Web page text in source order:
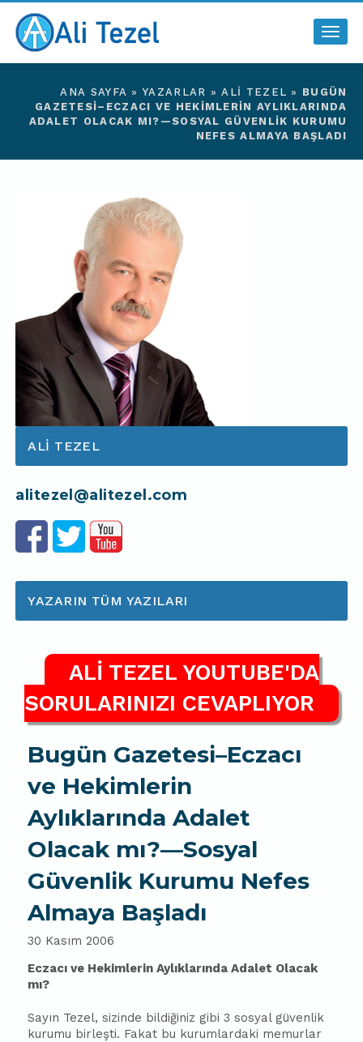
ANA SAYFA »YAZARLAR »ALI TEZEL » BUGÜN
GAZETESI–ECZACI VE HEKIMLERIN AYLIKLARINDA
ADALET OLACAK MI?—SOSYAL GÜVENLIK KURUMU
NEFES ALMAYA BAŞLADI
ALI TEZEL
alitezel@alitezel.com
YAZARIN TÜM YAZILARI
ALİ TEZEL YOUTUBE'DA
SORULARINIZI CEVAPLIYOR
Bugün Gazetesi–Eczacı
ve Hekimlerin
Aylıklarında Adalet
Olacak mı?—Sosyal
Güvenlik Kurumu Nefes
Almaya Başladı
30 Kasım 2006
Eczacı ve Hekimlerin Aylıklarında Adalet Olacak
mı?
Sayın Tezel, sizinde bildiğiniz gibi 3 sosyal güvenlik
kurumu birleşti. Fakat bu kurumlardaki memurlar